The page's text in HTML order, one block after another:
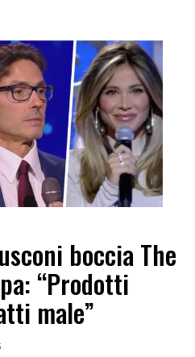
boccia The
“Prodotti
male”